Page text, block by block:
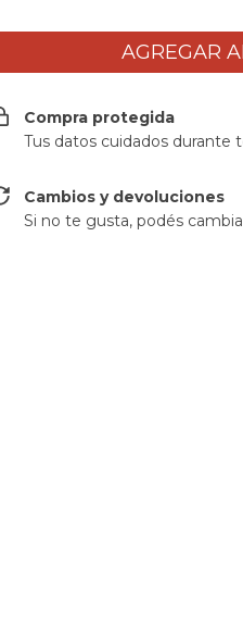
Compra protegida
Tus datos cuidados durante
Cambios y devoluciones
Si no te gusta, podés